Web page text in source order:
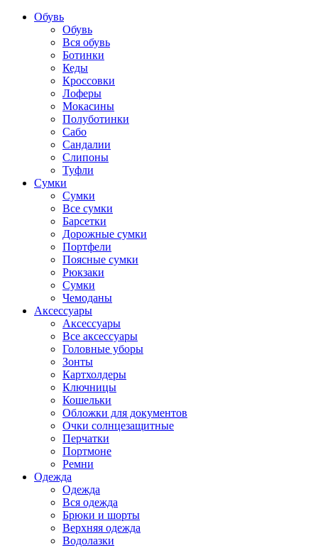
Обувь
Обувь
Вся обувь
Ботинки
Кеды
Кроссовки
Лоферы
Мокасины
Полуботинки
Сабо
Сандалии
Слипоны
Туфли
Сумки
Сумки
Все сумки
Барсетки
Дорожные сумки
Портфели
Поясные сумки
Рюкзаки
Сумки
Чемоданы
Аксессуары
Аксессуары
Все аксессуары
Головные уборы
Зонты
Картхолдеры
Ключницы
Кошельки
Обложки для документов
Очки солнцезащитные
Перчатки
Портмоне
Ремни
Одежда
Одежда
Вся одежда
Брюки и шорты
Верхняя одежда
Водолазки